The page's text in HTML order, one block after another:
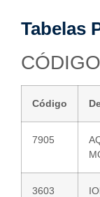
Tabelas
Código
7905
3603